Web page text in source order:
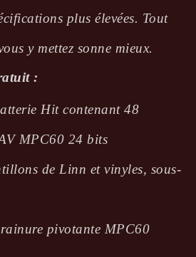
plus élevées. Tout
y mettez sonne mieux.
:
Hit contenant 48
MPC60 24 bits
de Linn et vinyles, sous-
pivotante MPC60